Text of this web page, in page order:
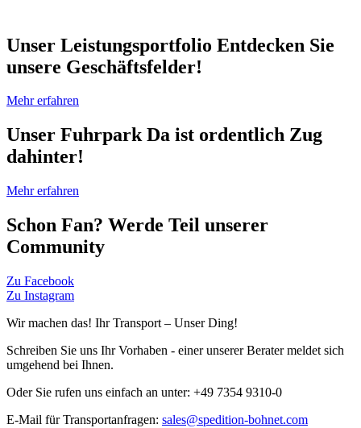
Unser Leistungsportfolio Entdecken Sie
unsere Geschäftsfelder!
Mehr erfahren
Unser Fuhrpark Da ist ordentlich Zug
dahinter!
Mehr erfahren
Schon Fan? Werde Teil unserer
Community
Zu Facebook
Zu Instagram
Wir machen das! Ihr Transport – Unser Ding!
Schreiben Sie uns Ihr Vorhaben - einer unserer Berater meldet sich
umgehend bei Ihnen.
Oder Sie rufen uns einfach an unter: +49 7354 9310-0
E-Mail für Transportanfragen: sales@spedition-bohnet.com